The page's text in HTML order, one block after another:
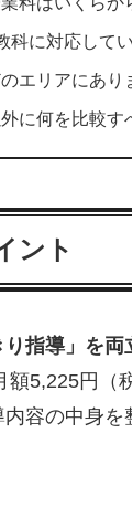
科に対応して
エリアにあり
に何を比較す
ント
指導」を両
5,225円（
容の中身を